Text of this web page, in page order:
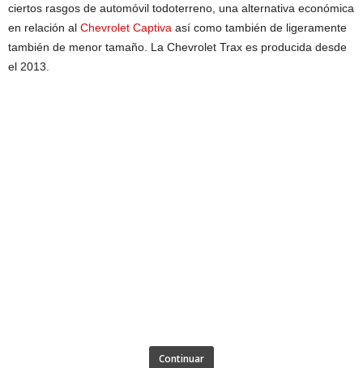
ciertos rasgos de automóvil todoterreno, una alternativa económica
en relación al Chevrolet Captiva así como también de ligeramente
también de menor tamaño. La Chevrolet Trax es producida desde
el 2013.
Continuar